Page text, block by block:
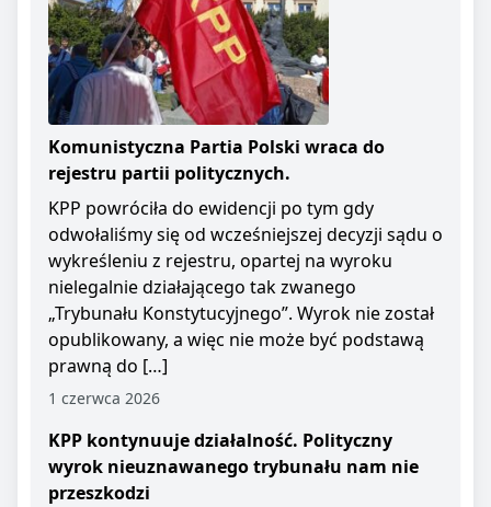
Komunistyczna Partia Polski wraca do
rejestru partii politycznych.
KPP powróciła do ewidencji po tym gdy
odwołaliśmy się od wcześniejszej decyzji sądu o
wykreśleniu z rejestru, opartej na wyroku
nielegalnie działającego tak zwanego
„Trybunału Konstytucyjnego”. Wyrok nie został
opublikowany, a więc nie może być podstawą
prawną do […]
1 czerwca 2026
KPP kontynuuje działalność. Polityczny
wyrok nieuznawanego trybunału nam nie
przeszkodzi